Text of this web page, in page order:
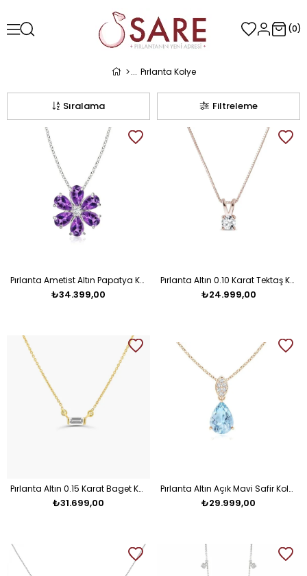
0
Pırlanta Kolye
Filtreleme
Sıralama
Pırlanta Ametist Altın Papatya Kolye
₺34.399,00
Pırlanta Altın 0.10 Karat Tektaş Kolye
₺24.999,00
Pırlanta Altın 0.15 Karat Baget Kolye
₺31.699,00
Pırlanta Altın Açık Mavi Safir Kolye
₺29.999,00